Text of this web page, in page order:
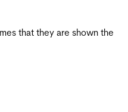
that they are shown the